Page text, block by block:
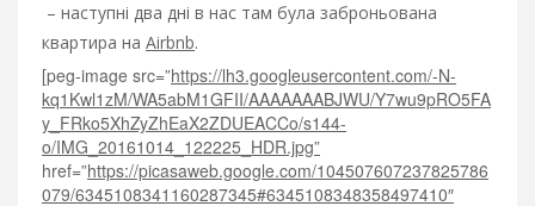
– наступні два дні в нас там була заброньована
квартира на Airbnb.
[peg-image src=”https://lh3.googleusercontent.com/-N-
kq1Kwl1zM/WA5abM1GFII/AAAAAAABJWU/Y7wu9pRO5FA
y_FRko5XhZyZhEaX2ZDUEACCo/s144-
o/IMG_20161014_122225_HDR.jpg”
href=”https://picasaweb.google.com/104507607237825786
079/6345108341160287345#6345108348358497410″